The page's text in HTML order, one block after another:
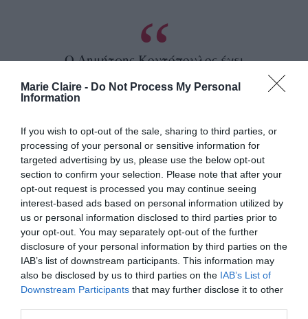
Marie Claire - Do Not Process My Personal
Information
If you wish to opt-out of the sale, sharing to third parties, or
processing of your personal or sensitive information for
targeted advertising by us, please use the below opt-out
section to confirm your selection. Please note that after your
opt-out request is processed you may continue seeing
interest-based ads based on personal information utilized by
us or personal information disclosed to third parties prior to
your opt-out. You may separately opt-out of the further
disclosure of your personal information by third parties on the
IAB’s list of downstream participants. This information may
also be disclosed by us to third parties on the IAB’s List of
Downstream Participants that may further disclose it to other
Ο Δημήτρης Κοντόπουλος έχει
ελληνικής ποπ, όπως οι Αντώνης Ρέμος,
Δέσποινα Βανδή, Άννα Βίσση, Έλενα
υπογράφοντας σε πολλές περιπτώσεις
πλατινένιους και χρυσούς δίσκους.
Η μουσική του όμως έχει ντύσει και ταινίες και
τηλεοπτικές σειρές, με πλέον χαρακτηριστική
ίσως τη «Λούφα και παραλλαγή» τουΝίκου
Περάκη.
Στα φωνητικά του «Bangaranga» συμμετείχε και
Βικτώρια Χαλκίτη, Ελληνίδα τραγουδίστρια,